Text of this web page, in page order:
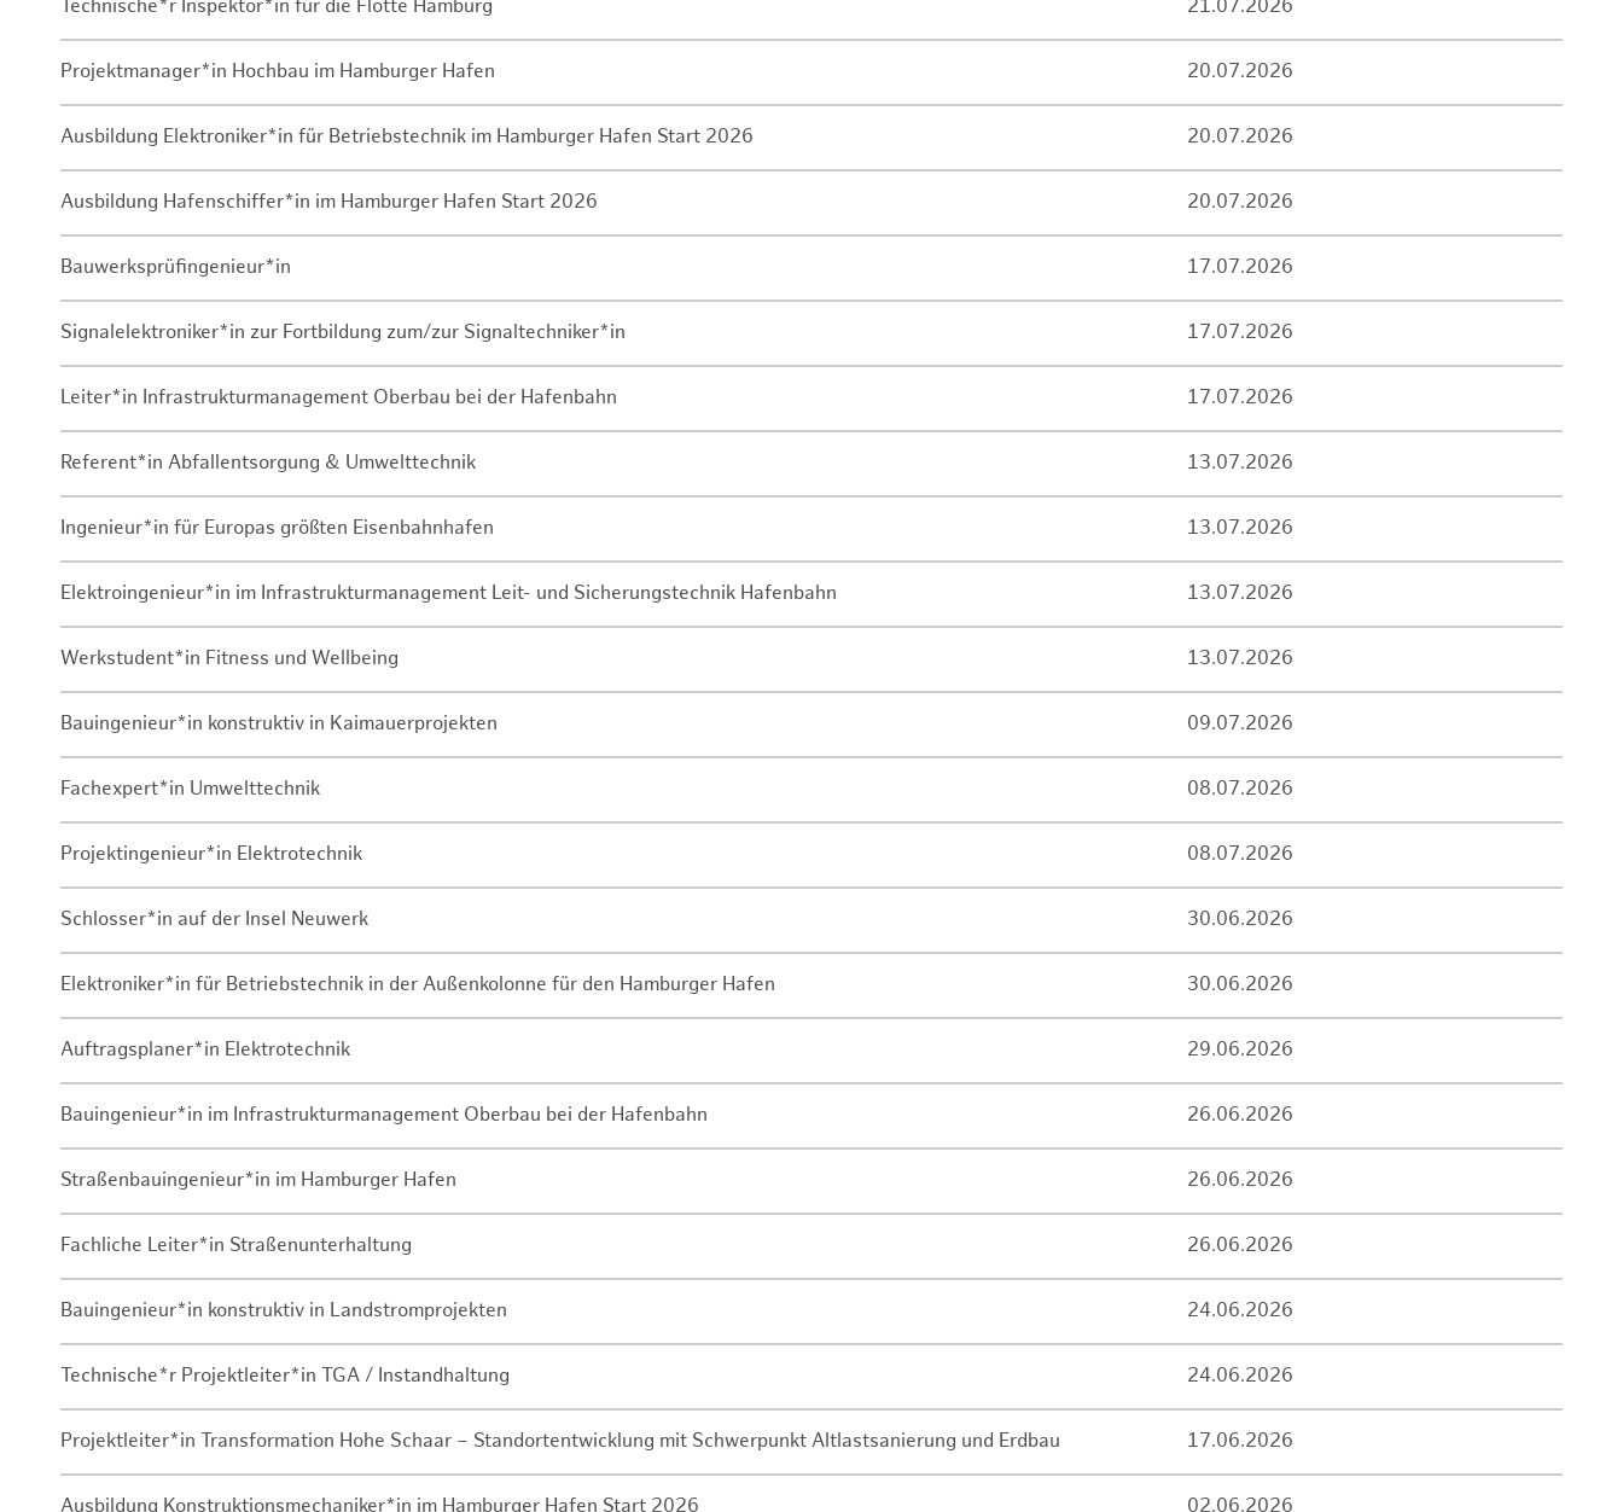
Technische*r Inspektor*in für die Flotte Hamburg 21.07.2026
Projektmanager*in Hochbau im Hamburger Hafen 20.07.2026
Ausbildung Elektroniker*in für Betriebstechnik im Hamburger Hafen Start 2026 20.07.2026
Ausbildung Hafenschiffer*in im Hamburger Hafen Start 2026 20.07.2026
Bauwerksprüfingenieur*in 17.07.2026
Signalelektroniker*in zur Fortbildung zum/zur Signaltechniker*in 17.07.2026
Leiter*in Infrastrukturmanagement Oberbau bei der Hafenbahn 17.07.2026
Referent*in Abfallentsorgung & Umwelttechnik 13.07.2026
Ingenieur*in für Europas größten Eisenbahnhafen 13.07.2026
Elektroingenieur*in im Infrastrukturmanagement Leit- und Sicherungstechnik Hafenbahn 13.07.2026
Werkstudent*in Fitness und Wellbeing 13.07.2026
Bauingenieur*in konstruktiv in Kaimauerprojekten 09.07.2026
Fachexpert*in Umwelttechnik 08.07.2026
Projektingenieur*in Elektrotechnik 08.07.2026
Schlosser*in auf der Insel Neuwerk 30.06.2026
Elektroniker*in für Betriebstechnik in der Außenkolonne für den Hamburger Hafen 30.06.2026
Auftragsplaner*in Elektrotechnik 29.06.2026
Bauingenieur*in im Infrastrukturmanagement Oberbau bei der Hafenbahn 26.06.2026
Straßenbauingenieur*in im Hamburger Hafen 26.06.2026
Fachliche Leiter*in Straßenunterhaltung 26.06.2026
Bauingenieur*in konstruktiv in Landstromprojekten 24.06.2026
Technische*r Projektleiter*in TGA / Instandhaltung 24.06.2026
Projektleiter*in Transformation Hohe Schaar – Standortentwicklung mit Schwerpunkt Altlastsanierung und Erdbau 17.06.2026
Ausbildung Konstruktionsmechaniker*in im Hamburger Hafen Start 2026 02.06.2026